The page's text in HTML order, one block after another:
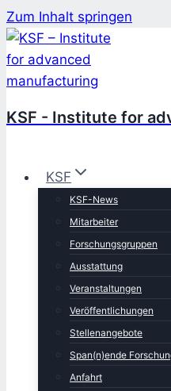
Zum Inhalt springen
KSF - Institute for
KSF
KSF-News
Mitarbeiter
Forschungsgruppen
Ausstattung
Veranstaltungen
Veröffentlichungen
Stellenangebote
Span(n)ende
Anfahrt